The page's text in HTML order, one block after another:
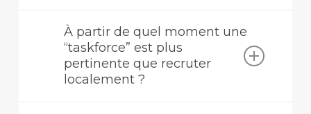
seniors avec un pilotage léger,orienté
résultats et intégration à vos équipes
Moins de couches, plus d’exécution, et une
équipe construite sur votre objectif.
À partir de quel moment une
“taskforce” est plus
pertinente que recruter
localement ?